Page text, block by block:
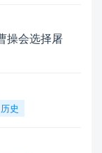
操会选择屠
历史